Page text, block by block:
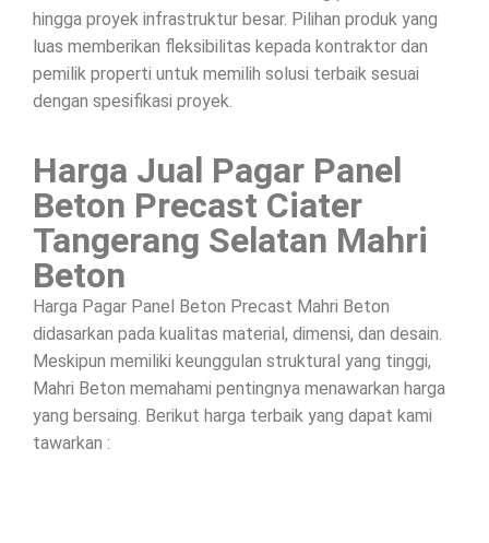
hingga proyek infrastruktur besar. Pilihan produk yang
luas memberikan fleksibilitas kepada kontraktor dan
pemilik properti untuk memilih solusi terbaik sesuai
dengan spesifikasi proyek.
Harga Jual Pagar Panel
Beton Precast Ciater
Tangerang Selatan Mahri
Beton
Harga Pagar Panel Beton Precast Mahri Beton
didasarkan pada kualitas material, dimensi, dan desain.
Meskipun memiliki keunggulan struktural yang tinggi,
Mahri Beton memahami pentingnya menawarkan harga
yang bersaing. Berikut harga terbaik yang dapat kami
tawarkan :